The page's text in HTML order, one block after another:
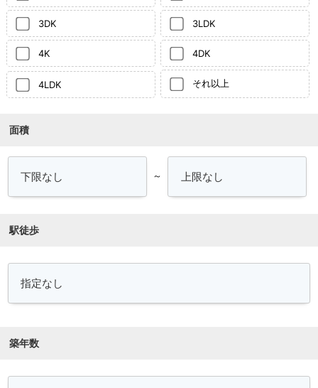
3DK 3LDK
4K 4DK
4LDK それ以上
面積
～
駅徒歩
築年数